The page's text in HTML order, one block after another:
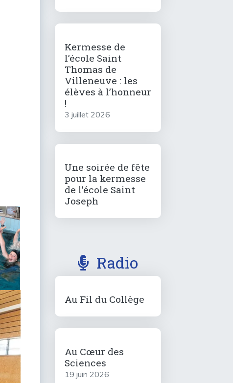
Kermesse de
l’école Saint
Thomas de
Villeneuve : les
élèves à l’honneur
!
3 juillet 2026
Une soirée de fête
pour la kermesse
de l’école Saint
Joseph
Radio
Au Fil du Collège
Au Cœur des
Sciences
19 juin 2026